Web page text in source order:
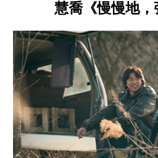
慧喬《慢慢地，